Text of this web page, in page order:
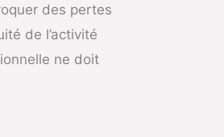
des pertes
de l’activité
ne doit